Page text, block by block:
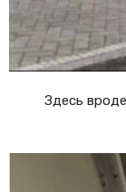
Здесь